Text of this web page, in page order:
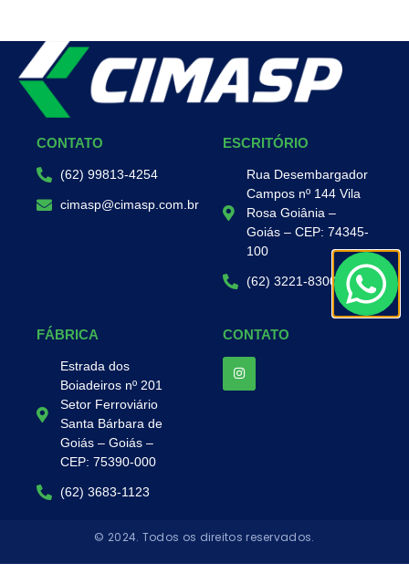
CONTATO
(62) 99813-4254
cimasp@cimasp.com.br
ESCRITÓRIO
Rua Desembargador
Campos nº 144 Vila
Rosa Goiânia –
Goiás – CEP: 74345-
100
(62) 3221-8300
FÁBRICA
Estrada dos
Boiadeiros nº 201
Setor Ferroviário
Santa Bárbara de
Goiás – Goiás –
CEP: 75390-000
(62) 3683-1123
CONTATO
© 2024. Todos os direitos reservados.